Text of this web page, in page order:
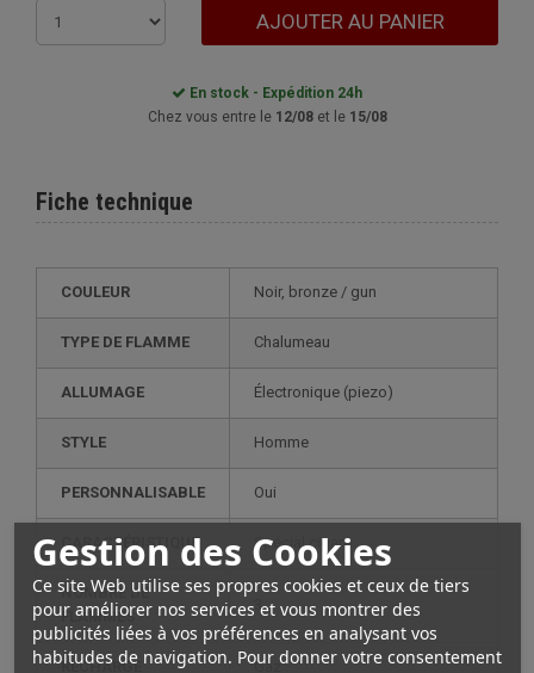
Gestion des Cookies
Ce site Web utilise ses propres cookies et ceux de tiers
pour améliorer nos services et vous montrer des
publicités liées à vos préférences en analysant vos
habitudes de navigation. Pour donner votre consentement
AJOUTER AU PANIER
En stock - Expédition 24h
Chez vous entre le 12/08et le 15/08
Fiche technique
COULEUR Noir, bronze / gun
TYPE DE FLAMME Chalumeau
ALLUMAGE électronique (piezo)
STYLE homme
PERSONNALISABLE oui
CARACTÉRISTIQUE spécial cigare
NOMBRE DE
FLAMMES
3
RECHARGE gaz